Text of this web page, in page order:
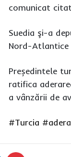
comunicat
Suedia şi-a
Nord-Atlantice
Președintele
ratifica
a vânzării de
#Turcia
LinkedIn